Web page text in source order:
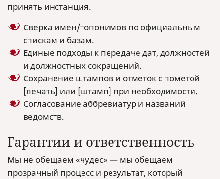
принять инстанция.
Сверка имен/топонимов по официальным
спискам и базам.
Единые подходы к передаче дат, должностей
и должностных сокращений.
Сохранение штампов и отметок с пометой
[печать] или [штамп] при необходимости.
Согласование аббревиатур и названий
ведомств.
Гарантии и ответственность
Мы не обещаем «чудес» — мы обещаем
прозрачный процесс и результат, который